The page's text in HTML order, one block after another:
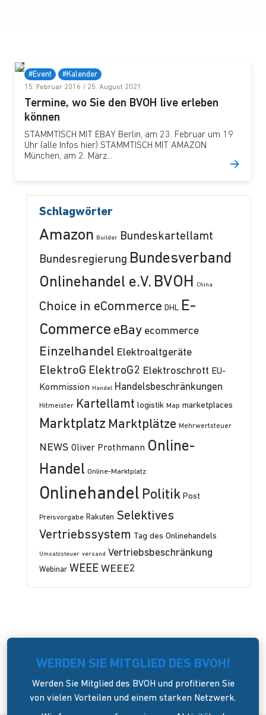
#Event #Kalender
15. Februar 2016 / 25. August 2021
Termine, wo Sie den BVOH live erleben
können
STAMMTISCH MIT EBAY Berlin, am 23. Februar um 19
Uhr (alle Infos hier) STAMMTISCH MIT AMAZON
München, am 2. März...
Schlagwörter
Amazon Builder
Bundeskartellamt
Bundesregierung Bundesverband
Onlinehandel e.V. BVOH China
Choice in eCommerce DHL E-
Commerce eBay ecommerce
Einzelhandel Elektroaltgeräte
ElektroG ElektroG2 Elektroschrott EU-
Kommission
Handel Handelsbeschränkungen
Hitmeister Kartellamt logistik Map marketplaces
Marktplatz Marktplätze Mehrwertsteuer
NEWS Oliver Prothmann Online-
Handel Online-Marktplatz
Onlinehandel Politik Post
Preisvorgabe Rakuten Selektives
Vertriebssystem Tag des Onlinehandels
Umsatzsteuer versand Vertriebsbeschränkung
Webinar WEEE WEEE2
WERDEN SIE MITGLIED DES BVOH!
Werden Sie Mitglied des BVOH und profitieren Sie
von vielen Vorteilen und einem starken Netzwerk.